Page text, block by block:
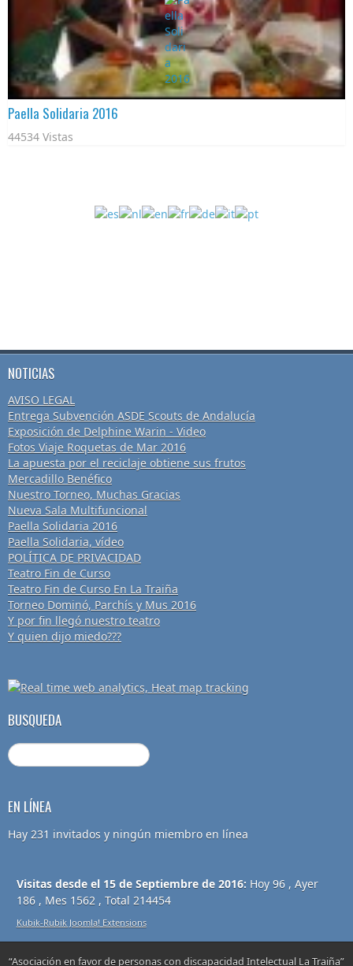
Paella Solidaria 2016
44534 Vistas
NOTICIAS
AVISO LEGAL
Entrega Subvención ASDE Scouts de Andalucía
Exposición de Delphine Warin - Video
Fotos Viaje Roquetas de Mar 2016
La apuesta por el reciclaje obtiene sus frutos
Mercadillo Benéfico
Nuestro Torneo, Muchas Gracias
Nueva Sala Multifuncional
Paella Solidaria 2016
Paella Solidaria, vídeo
POLÍTICA DE PRIVACIDAD
Teatro Fin de Curso
Teatro Fin de Curso En La Traiña
Torneo Dominó, Parchís y Mus 2016
Y por fin llegó nuestro teatro
Y quien dijo miedo???
BUSQUEDA
EN LÍNEA
Hay 231 invitados y ningún miembro en línea
Visitas desde el 15 de Septiembre de 2016: Hoy 96 , Ayer
186 , Mes 1562 , Total 214454
Kubik-Rubik Joomla! Extensions
“Asociación en favor de personas con discapacidad Intelectual La Traiña”